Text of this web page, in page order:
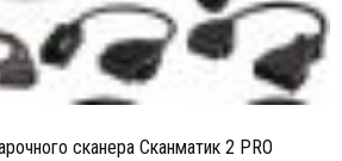
сканера Сканматик 2 PRO